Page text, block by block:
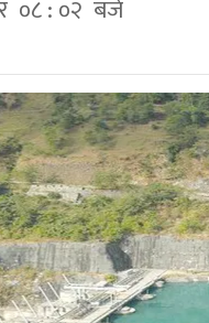
०८ : ०२ बजे